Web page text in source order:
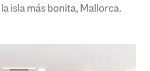
isla más bonita, Mallorca.